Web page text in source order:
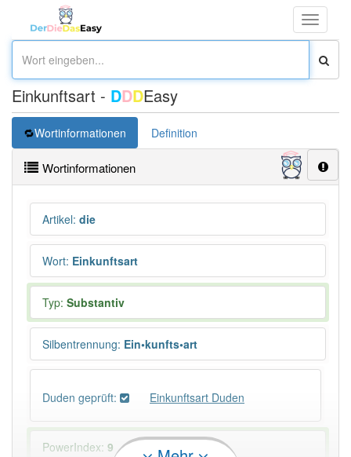
Toggle
Einkunftsart - DDDEasy
Wortinformationen Definition
Wortinformationen
Artikel: die
Wort: Einkunftsart
Typ: Substantiv
Silbentrennung: Ein•kunfts•art
Duden geprüft: Einkunftsart Duden
PowerIndex: 9